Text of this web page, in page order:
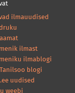
ilmauudised
ilmast
ilmablogi
blogi
uudised
weebi